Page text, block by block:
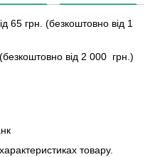
65 грн. (безкоштовно від 1
від 2 000 грн.)
товару.